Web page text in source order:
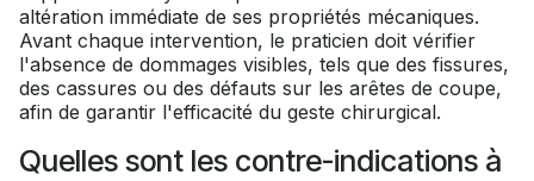
altération immédiate de ses propriétés mécaniques.
Avant chaque intervention, le praticien doit vérifier
l'absence de dommages visibles, tels que des fissures,
des cassures ou des défauts sur les arêtes de coupe,
afin de garantir l'efficacité du geste chirurgical.
Quelles sont les contre-indications à